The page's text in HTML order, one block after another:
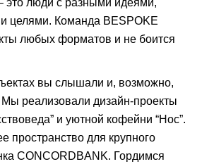
это люди с разными идеями,
целями. Команда BESPOKE
любых форматов и не боится
вы слышали и, возможно,
реализовали дизайн-проекты
и уютной кофейни “Нос”.
пространство для крупного
CONCORDBANK. Гордимся